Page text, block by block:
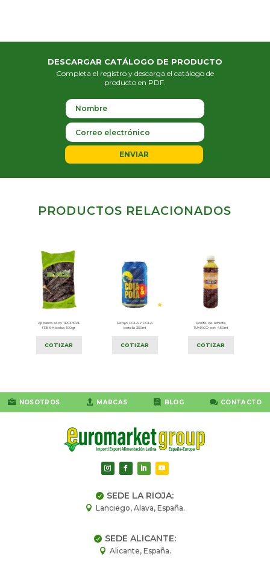
DESCARGAR CATÁLOGO DE PRODUCTO
Completa el registro y descarga el catálogo de
producto en PDF.
ENVIAR
PRODUCTOS RELACIONADOS
Ají panca seco TROPICAL
FRESH bolsa 100gr
COTIZAR
Refajo COLA Y POLA
botella 330ml
COTIZAR
Aceite de achiote
TUMACO pet 450ml
COTIZAR
 NOSOTROS  MARCAS  BLOG  CONTACTO
 SEDE LA RIOJA:
 Lanciego, Alava, España.
 SEDE ALICANTE:
 Alicante, España.